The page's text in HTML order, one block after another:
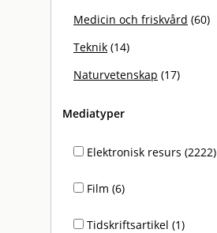
Medicin och friskvård (60)
Teknik (14)
Naturvetenskap (17)
Mediatyper
Elektronisk resurs (2222)
Film (6)
Tidskriftsartikel (1)